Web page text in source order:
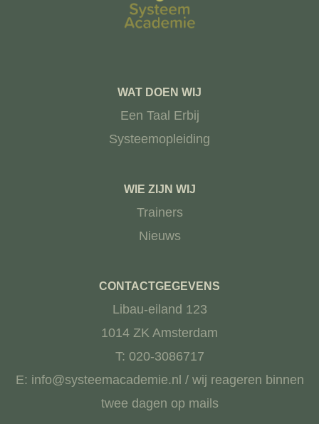
WAT DOEN WIJ
Een Taal Erbij
Systeemopleiding
WIE ZIJN WIJ
Trainers
Nieuws
CONTACTGEGEVENS
Libau-eiland 123
1014 ZK Amsterdam
T: 020-3086717
E: info@systeemacademie.nl / wij reageren binnen
twee dagen op mails